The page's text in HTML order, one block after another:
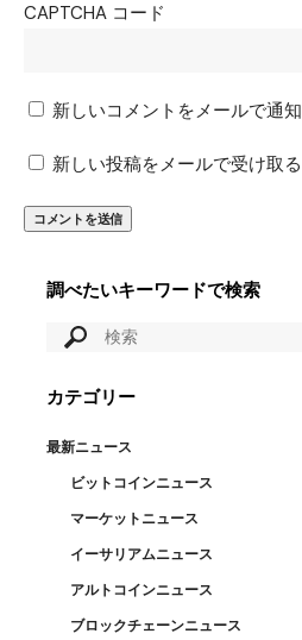
CAPTCHA コード
新しいコメントをメールで通知
新しい投稿をメールで受け取る
調べたいキーワードで検索
カテゴリー
最新ニュース
ビットコインニュース
マーケットニュース
イーサリアムニュース
アルトコインニュース
ブロックチェーンニュース